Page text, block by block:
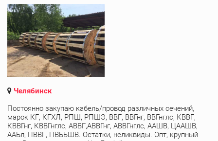
Челябинск
Постоянно закупаю кабель/провод различных сечений,
марок КГ, КГХЛ, РПШ, РПШЭ, ВВГ, ВВГнг, ВВГнглс, КВВГ,
КВВГнг, КВВГнглс, АВВГ,АВВГнг, АВВГнглс, ААШВ, ЦААШВ,
ААБл, ПВВГ, ПВББШВ. Остатки, неликвиды. Опт, крупный